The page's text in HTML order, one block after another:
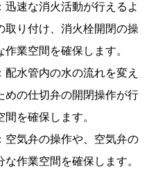
：迅速な消火活動が行えるよ
取り付け、消火栓開閉の操
業空間を確保します。
：配水管内の水の流れを変え
めの仕切弁の開閉操作が行
を確保します。
：空気弁の操作や、空気弁の
作業空間を確保します。